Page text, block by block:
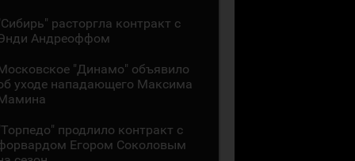
расторгла контракт с
Андреоффом
"Динамо" объявило
уходе нападающего Максима
продлило контракт с
Егором Соколовым